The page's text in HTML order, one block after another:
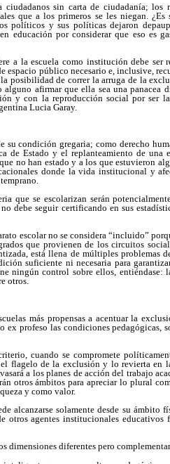
ciudadanos sin carta de ciudadanía; los
que a los primeros se les niegan. ¿Es
políticos y sus políticas dejaron
educación por considerar que eso es
a la escuela como institución debe ser
público necesario e, inclusive,
posibilidad de correr la arruga de la
afirmar que ella sea una panacea
y con la reproducción social por ser
Lucia Garay.
condición gregaria; como derecho
de Estado y el replanteamiento de una
no han estado y a los que estuvieron
donde la vida institucional y
que se escolarizan serán
debe seguir certificando en sus
escolar no se considera “incluido”
que provienen de los circuitos
está llena de múltiples problemas
suficiente ni necesaria para
ningún control sobre ellos, entiéndase:
otros.
más propensas a acentuar la
profeso las condiciones pedagógicas,
cuando se compromete
flagelo de la exclusión y lo revierta
a los planes de acción del trabajo
otros ámbitos para apreciar lo plural
y como valor.
alcanzarse solamente desde su ámbito
agentes institucionales educativos
diferentes pero